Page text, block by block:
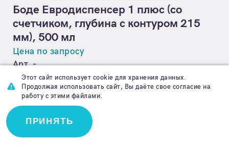
Боде Евродиспенсер 1 плюс (со
счетчиком, глубина с контуром 215
мм), 500 мл
Цена по запросу
Арт. -
В КОРЗИНУ
Этот сайт использует cookie для хранения данных.
Продолжая использовать сайт, Вы даёте свое согласие на
работу с этими файлами.
ПРИНЯТЬ